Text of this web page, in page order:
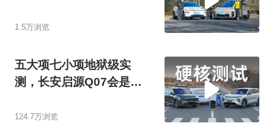
1.5万浏览
五大项七小项地狱级实
测，长安启源Q07会是同
124.7万浏览